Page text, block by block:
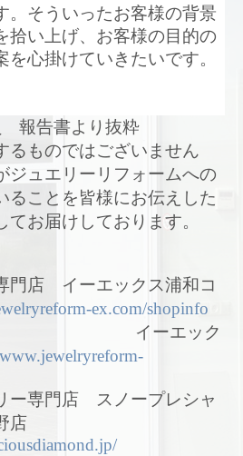
そういったお客様の背景
い上げ、 お客様の目的の
心掛けていきたいです。
報告書より抜粋
ものではございません
ジュエリーリフォームへの
ることを皆様にお伝えした
てお届けしております。
門店 イーエックス浦和コ
ex.com/shopinfo
ック
ー専門店 スノープレシャ
店